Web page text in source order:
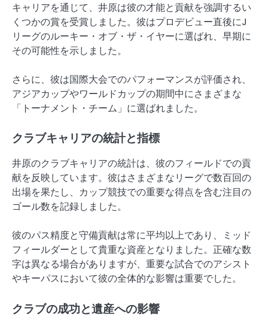
キャリアを通じて、井原は彼の才能と貢献を強調するい
くつかの賞を受賞しました。彼はプロデビュー直後にJ
リーグのルーキー・オブ・ザ・イヤーに選ばれ、早期に
その可能性を示しました。
さらに、彼は国際大会でのパフォーマンスが評価され、
アジアカップやワールドカップの期間中にさまざまな
「トーナメント・チーム」に選ばれました。
クラブキャリアの統計と指標
井原のクラブキャリアの統計は、彼のフィールドでの貢
献を反映しています。彼はさまざまなリーグで数百回の
出場を果たし、カップ競技での重要な得点を含む注目の
ゴール数を記録しました。
彼のパス精度と守備貢献は常に平均以上であり、ミッド
フィールダーとして貴重な資産となりました。正確な数
字は異なる場合がありますが、重要な試合でのアシスト
やキーパスにおいて彼の全体的な影響は重要でした。
クラブの成功と遺産への影響